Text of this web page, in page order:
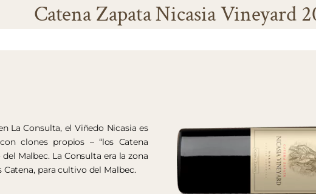
Catena Zapata Nicasia Vineyard
La Consulta, el Viñedo Nicasia es
clones propios – “los Catena
Malbec. La Consulta era la zona
para cultivo del Malbec.